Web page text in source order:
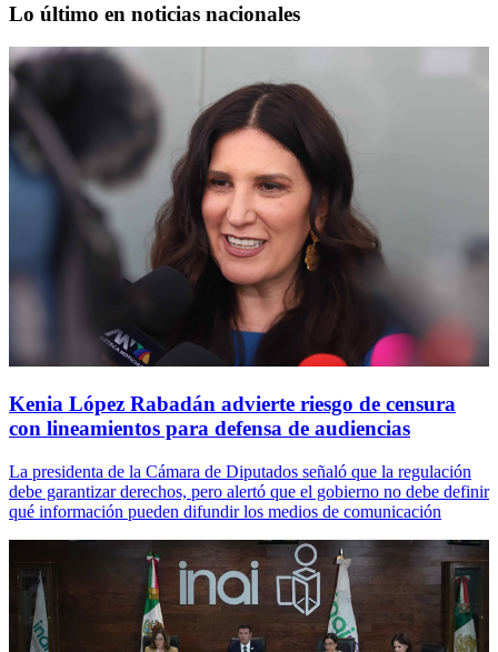
Lo último en noticias nacionales
Kenia López Rabadán advierte riesgo de censura
con lineamientos para defensa de audiencias
La presidenta de la Cámara de Diputados señaló que la regulación
debe garantizar derechos, pero alertó que el gobierno no debe definir
qué información pueden difundir los medios de comunicación